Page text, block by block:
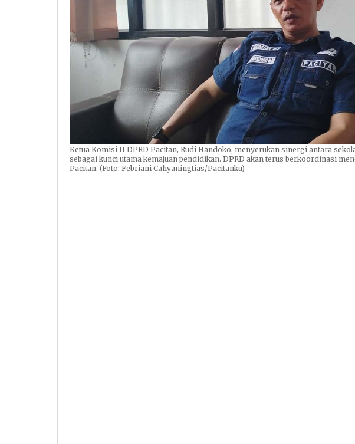
Ketua Komisi II DPRD Pacitan, Rudi Handoko, menyerukan sinergi antara
sebagai kunci utama kemajuan pendidikan. DPRD akan terus berkoordinasi
Pacitan. (Foto: Febriani Cahyaningtias/Pacitanku)